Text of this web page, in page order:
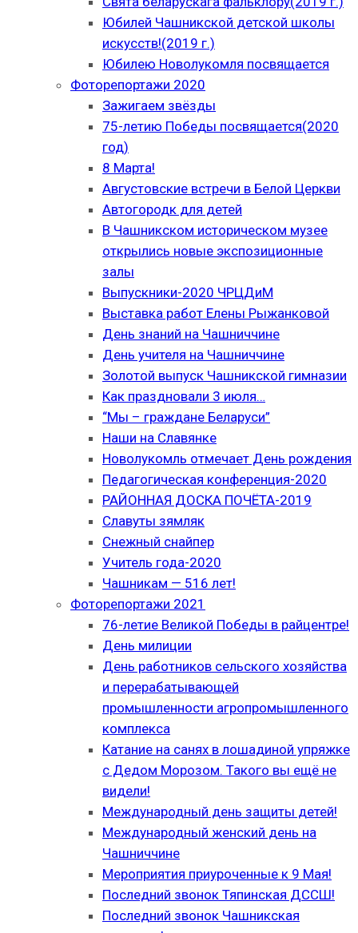
Юбилей Чашникской детской школы
искусств!(2019 г.)
Юбилею Новолукомля посвящается
Фоторепортажи 2020
Зажигаем звёзды
75-летию Победы посвящается(2020
год)
8 Марта!
Августовские встречи в Белой Церкви
Автогородк для детей
В Чашникском историческом музее
открылись новые экспозиционные
залы
Выпускники-2020 ЧРЦДиМ
Выставка работ Елены Рыжанковой
День знаний на Чашниччине
День учителя на Чашниччине
Золотой выпуск Чашникской гимназии
Как праздновали 3 июля…
“Мы – граждане Беларуси”
Наши на Славянке
Новолукомль отмечает День рождения
Педагогическая конференция-2020
РАЙОННАЯ ДОСКА ПОЧЁТА-2019
Славуты зямляк
Снежный снайпер
Учитель года-2020
Чашникам — 516 лет!
Фоторепортажи 2021
76-летие Великой Победы в райцентре!
День милиции
День работников сельского хозяйства
и перерабатывающей
промышленности агропромышленного
комплекса
Катание на санях в лошадиной упряжке
с Дедом Морозом. Такого вы ещё не
видели!
Международный день защиты детей!
Международный женский день на
Чашниччине
Мероприятия приуроченные к 9 Мая!
Последний звонок Тяпинская ДССШ!
Последний звонок Чашникская